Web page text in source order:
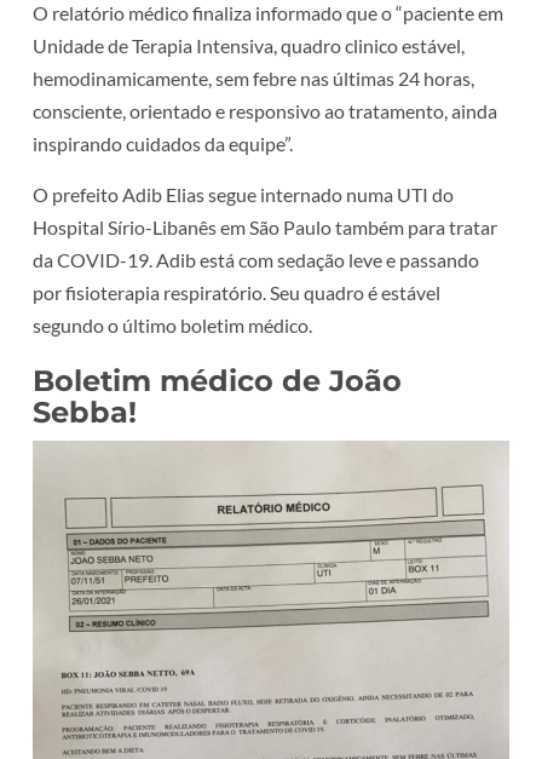
O relatório médico finaliza informado que o “paciente em
Unidade de Terapia Intensiva, quadro clinico estável,
hemodinamicamente, sem febre nas últimas 24 horas,
consciente, orientado e responsivo ao tratamento, ainda
inspirando cuidados da equipe”.
O prefeito Adib Elias segue internado numa UTI do
Hospital Sírio-Libanês em São Paulo também para tratar
da COVID-19. Adib está com sedação leve e passando
por fisioterapia respiratório. Seu quadro é estável
segundo o último boletim médico.
Boletim médico de João
Sebba!